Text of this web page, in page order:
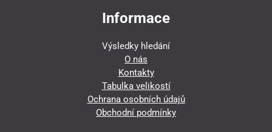
Informace
Výsledky hledání
O nás
Kontakty
Tabulka velikostí
Ochrana osobních údajů
Obchodní podmínky